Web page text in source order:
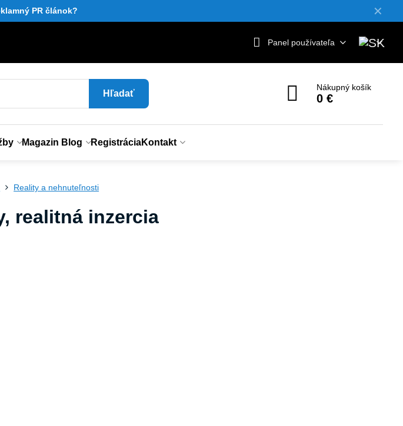
✕
PR článok?
Panel používateľa
Hľadať
Nákupný košík
0 €
Magazin Blog RegistráciaKontakt
Reality a nehnuteľnosti
realitná inzercia